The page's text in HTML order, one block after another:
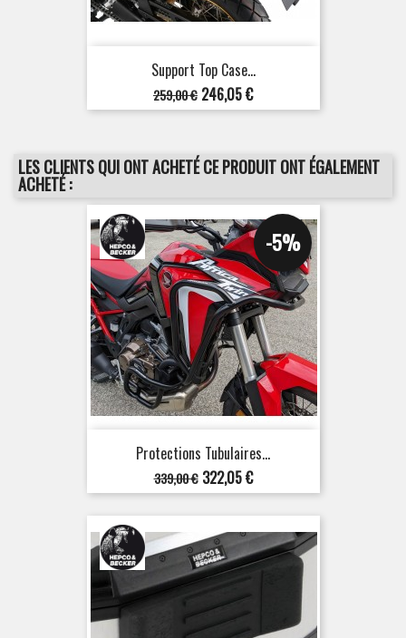
Support Top Case...
Prix
de
259,00 € Prix
246,05 €
LES CLIENTS QUI ONT ACHETÉ CE PRODUIT ONT ÉGALEMENT
ACHETÉ :
Protections Tubulaires...
Prix
de
base
339,00 €
-5%
Prix
322,05 €